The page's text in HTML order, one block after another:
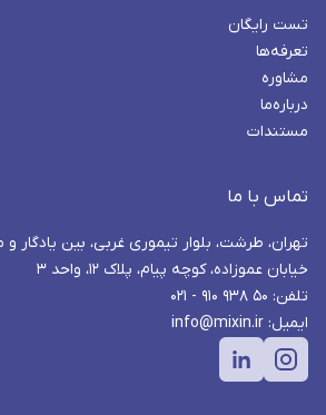
تست رایگان
تعرفه‌ها
مشاوره
درباره‌ما
مستندات
تماس با ما
تهران، طرشت، بلوار تیموری غربی، بین
خیابان عموزاده، کوچه پیام، پلاک ۱۲، واحد ۳
تلفن: ۵۰ ۹۳۸ ۹۱۰ - ۰۲۱
ایمیل: info@mixin.ir